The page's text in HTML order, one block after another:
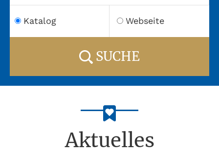
Katalog Webseite
SUCHE
Aktuelles